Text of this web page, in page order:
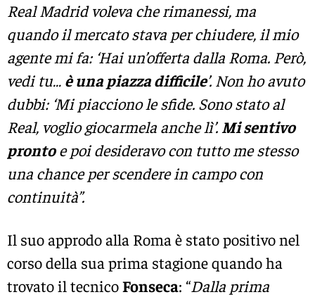
Real Madrid voleva che rimanessi, ma
quando il mercato stava per chiudere, il mio
agente mi fa: ‘Hai un’offerta dalla Roma. Però,
vedi tu… è una piazza difficile’. Non ho avuto
dubbi: ‘Mi piacciono le sfide. Sono stato al
Real, voglio giocarmela anche lì’. Mi sentivo
prontoe poi desideravo con tutto me stesso
una chance per scendere in campo con
continuità”.
Il suo approdo alla Roma è stato positivo nel
corso della sua prima stagione quando ha
trovato il tecnicoFonseca: “Dalla prima